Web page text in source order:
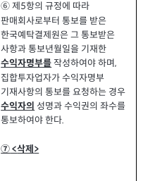
⑥ 제 5항의 규정에 따라
판매회사로부터 통보를 받은
한국예탁결제원은 그 통보받은
사항과 통보년월일을 기재한
수익자명부를작성하여야 하며,
집합투자업자가 수익자명부
기재사항의 통보를 요청하는 경우
수익자의 성명과 수익권의 좌수를
통보하여야 한다.
⑦<삭제 >